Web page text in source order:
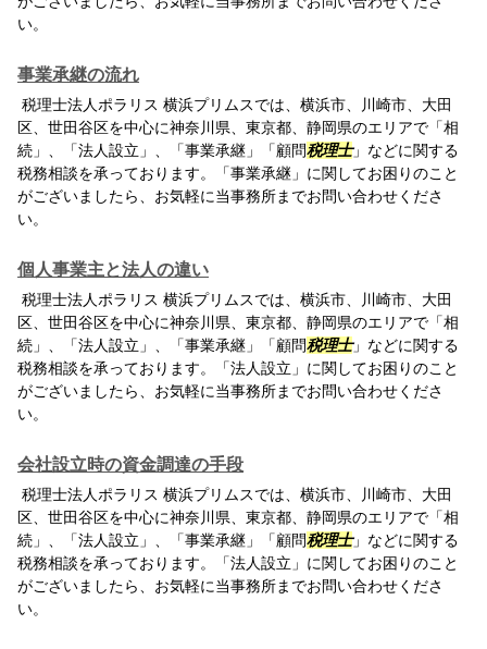
い。
事業承継の流れ
税理士法人ポラリス 横浜プリムスでは、横浜市、川崎市、大田
区、世田谷区を中心に神奈川県、東京都、静岡県のエリアで「相
続」、「法人設立」、「事業承継」「顧問税理士」などに関する
税務相談を承っております。「事業承継」に関してお困りのこと
がございましたら、お気軽に当事務所までお問い合わせくださ
い。
個人事業主と法人の違い
税理士法人ポラリス 横浜プリムスでは、横浜市、川崎市、大田
区、世田谷区を中心に神奈川県、東京都、静岡県のエリアで「相
続」、「法人設立」、「事業承継」「顧問税理士」などに関する
税務相談を承っております。「法人設立」に関してお困りのこと
がございましたら、お気軽に当事務所までお問い合わせくださ
い。
会社設立時の資金調達の手段
税理士法人ポラリス 横浜プリムスでは、横浜市、川崎市、大田
区、世田谷区を中心に神奈川県、東京都、静岡県のエリアで「相
続」、「法人設立」、「事業承継」「顧問税理士」などに関する
税務相談を承っております。「法人設立」に関してお困りのこと
がございましたら、お気軽に当事務所までお問い合わせくださ
い。